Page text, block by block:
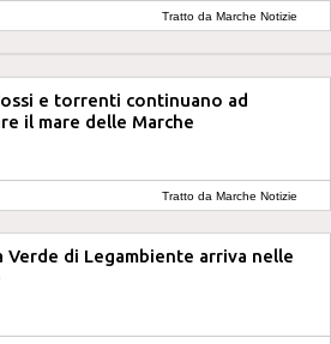
Tratto da Marche Notizie
e torrenti continuano ad
il mare delle Marche
Tratto da Marche Notizie
Verde di Legambiente arriva nelle